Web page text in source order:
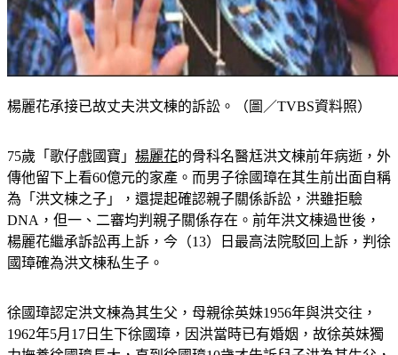
75歲「歌仔戲國寶」楊麗花 的骨科名醫尪洪文棟前年病逝，外
傳他留下上看60億元的家產。而男子徐國璋在其生前出面自稱
為「洪文棟之子」，還提起確認親子關係訴訟，洪雖拒驗
DNA，但一、二審均判親子關係存在。前年洪文棟過世後，
楊麗花繼承訴訟再上訴，今（13）日最高法院駁回上訴，判徐
徐國璋認定洪文棟為其生父，母親徐英妹1956年與洪交往，